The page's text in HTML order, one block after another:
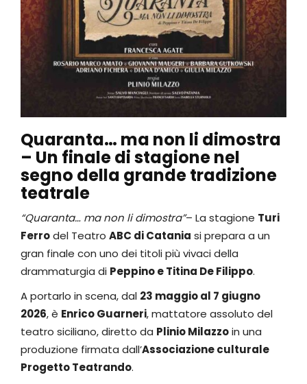
Quaranta… ma non li dimostra
– Un finale di stagione nel
segno della grande tradizione
teatrale
“Quaranta… ma non li dimostra”– La stagione Turi
Ferrodel Teatro ABC di Catania si prepara a un
gran finale con uno dei titoli più vivaci della
drammaturgia di Peppino e Titina De Filippo.
A portarlo in scena, dal 23 maggio al 7 giugno
2026, è Enrico Guarneri, mattatore assoluto del
teatro siciliano, diretto da Plinio Milazzoin una
produzione firmata dall’Associazione culturale
Progetto Teatrando.